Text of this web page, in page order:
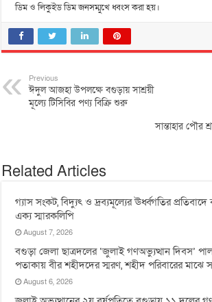
ডিম ও লিকুইড ডিম জনসম্মুখে ধ্বংস করা হয়।
Previous
ঈদুল আজহা উপলক্ষে বগুড়ায় সাশ্রয়ী
মূল্যে টিসিবির পণ্য বিক্রি শুরু
সান্তাহার পৌর
Related Articles
গ্যাস সংকট, বিদ্যুৎ ও দ্রব্যমূল্যের ঊর্ধ্বগতির
এক্য স্মারকলিপি
August 7, 2026
বগুড়া জেলা ছাত্রদলের ‘জুলাই গণঅভ্যুত্থান দিবস’
পতাকায় বীর শহীদদের স্মরণ, শহীদ পরিবারের মাঝে
August 6, 2026